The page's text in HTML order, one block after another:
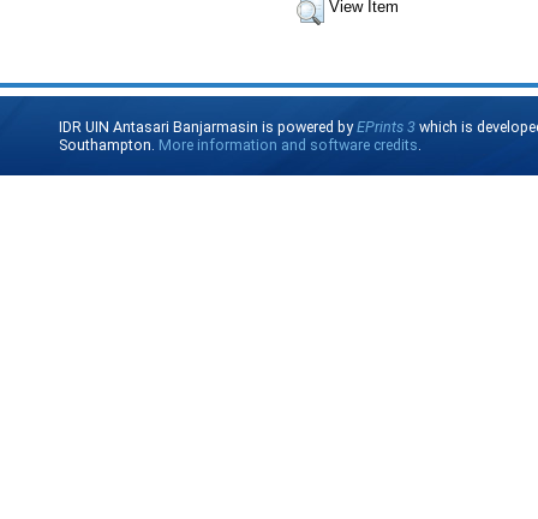
View Item
IDR UIN Antasari Banjarmasin is powered byEPrints 3 which is
Southampton. More information and software credits.